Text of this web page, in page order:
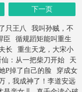
下一页
只王八
我叫孙贼，不
臣
循规蹈矩能叫重生
长
重生天龙，大宋小
仙：从一把柴刀开始
天
P掉了自己的脸
穿成女
，我成神了！李道安远